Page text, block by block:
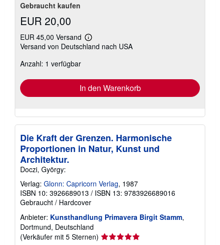
Gebraucht kaufen
EUR 20,00
EUR 45,00 Versand
Weitere
Informationen
Versand von Deutschland nach USA
Anzahl: 1 verfügbar
In den Warenkorb
Die Kraft der Grenzen. Harmonische
Proportionen in Natur, Kunst und
Architektur.
Doczi, György:
Verlag: Glonn: Capricorn Verlag, 1987
ISBN 10: 3926689013 / ISBN 13: 9783926689016
Gebraucht / Hardcover
Anbieter: Kunsthandlung Primavera Birgit Stamm,
Dortmund, Deutschland
(Verkäufer mit 5 Sternen) Verkäuferbewertung